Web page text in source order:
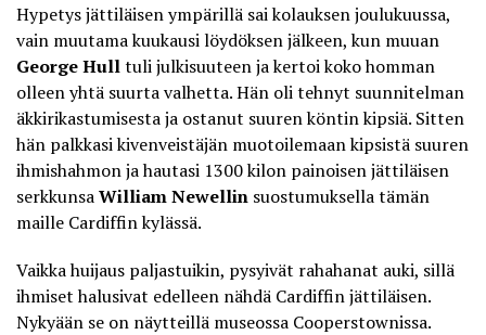
Hypetys jättiläisen ympärillä sai kolauksen joulukuussa,
vain muutama kuukausi löydöksen jälkeen, kun muuan
George Hulltuli julkisuuteen ja kertoi koko homman
olleen yhtä suurta valhetta. Hän oli tehnyt suunnitelman
äkkirikastumisesta ja ostanut suuren köntin kipsiä. Sitten
hän palkkasi kivenveistäjän muotoilemaan kipsistä suuren
ihmishahmon ja hautasi 1300 kilon painoisen jättiläisen
serkkunsaWilliam Newellin suostumuksella tämän
maille Cardiffin kylässä.
Vaikka huijaus paljastuikin, pysyivät rahahanat auki, sillä
ihmiset halusivat edelleen nähdä Cardiffin jättiläisen.
Nykyään se on näytteillä museossa Cooperstownissa.